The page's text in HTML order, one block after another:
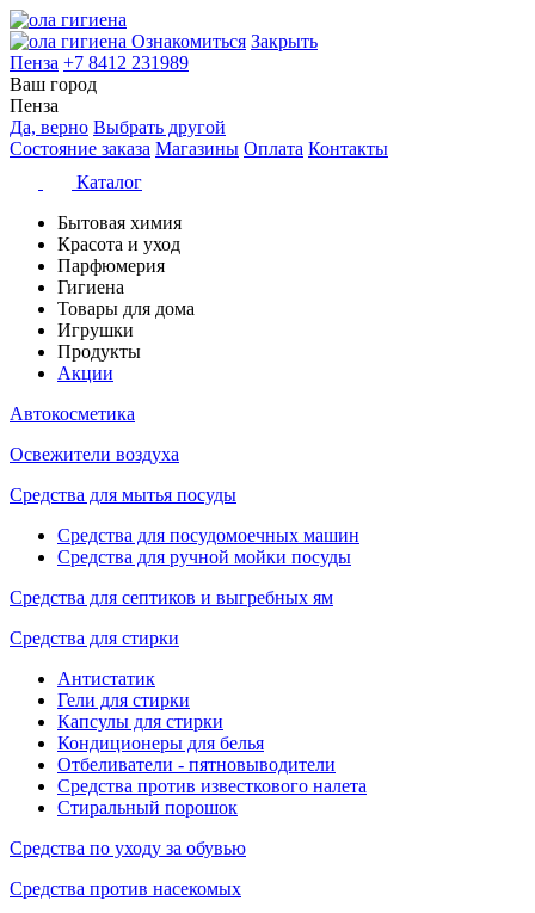
Ознакомиться Закрыть
Пенза +7 8412 231989
Ваш город
Пенза
Да, верно Выбрать другой
Состояние заказа Магазины Оплата Контакты
Каталог
Бытовая химия
Красота и уход
Парфюмерия
Гигиена
Товары для дома
Игрушки
Продукты
Акции
Автокосметика
Освежители воздуха
Средства для мытья посуды
Средства для посудомоечных машин
Средства для ручной мойки посуды
Средства для септиков и выгребных ям
Средства для стирки
Антистатик
Гели для стирки
Капсулы для стирки
Кондиционеры для белья
Отбеливатели - пятновыводители
Средства против известкового налета
Стиральный порошок
Средства по уходу за обувью
Средства против насекомых